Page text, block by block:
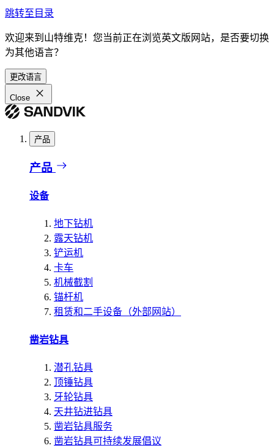
跳转至目录
欢迎来到山特维克！您当前正在浏览英文版网站，是否要切换
为其他语言？
更改语言
Close
产品
产品
设备
地下钻机
露天钻机
铲运机
卡车
机械截割
锚杆机
租赁和二手设备（外部网站）
凿岩钻具
潜孔钻具
顶锤钻具
牙轮钻具
天井钻进钻具
凿岩钻具服务
凿岩钻具可持续发展倡议